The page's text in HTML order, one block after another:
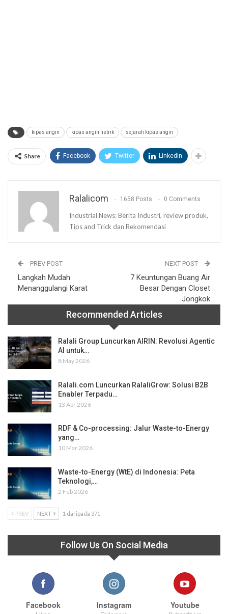
kipas angin kipas angin listrik sejarah kipas angin
Share Facebook Twitter Linkedin
Ralalicom 1658 Posts 0 Comments
Industrial News: Berita Industri, review produk,
Tips and Trick dan Rekomendasi
PREV POST
Langkah Mudah
Menanggulangi Karat
NEXT POST
7 Keuntungan Buang Air
Besar Dengan Closet
Jongkok
Recommended Articles
Ralali Group Luncurkan AIRIN: Revolusi Agentic
AI untuk…
8 May 2026
Ralali.com Luncurkan RalaliGrow: Solusi B2B
Enabler Terpadu…
13 Apr 2026
RDF & Co-processing: Jalur Waste-to-Energy
yang…
10 Mar 2026
Waste-to-Energy (WtE) di Indonesia: Peta
Teknologi,…
2 Feb 2026
PREV NEXT 1 daripada 371
Follow Us On Social Media
Facebook Instagram Youtube